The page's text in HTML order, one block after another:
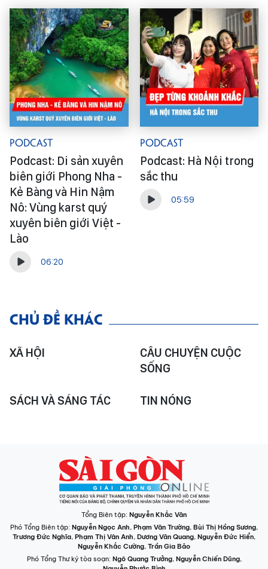
Podcast
Podcast: Di sản xuyên
biên giới Phong Nha -
Kẻ Bàng và Hin Nậm
Nô: Vùng karst quý
xuyên biên giới Việt -
Lào
06:20
Podcast
Podcast: Hà Nội trong
sắc thu
05:59
CHỦ ĐỀ KHÁC
XÃ HỘI
CÂU CHUYỆN CUỘC
SỐNG
SÁCH VÀ SÁNG TÁC TIN NÓNG
Tổng Biên tập: Nguyễn Khắc Văn
Phó Tổng Biên tập: Nguyễn Ngọc Anh, Phạm Văn Trường, Bùi Thị Hồng Sương,
Trương Đức Nghĩa, Phạm Thị Vân Anh, Dương Văn Quang, Nguyễn Đức Hiển,
Nguyễn Khắc Cường, Trần Gia Bảo
Phó Tổng Thư ký tòa soạn: Ngô Quang Trưởng, Nguyễn Chiến Dũng,